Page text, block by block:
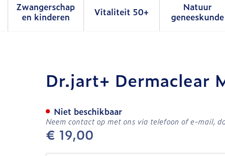
verzorging en hygiëne categorie
voor Dieet, voeding en vitamines categorie
Zwangerschap
en kinderenToon submenu voor Zwangerschap en
Vitaliteit 50+Toon submenu voor
Natuur
geneeskunde
Toon
Foam 120ml
Dr.jart+ Dermaclear
€ 19,00
Niet beschikbaar
Neem contact op met ons via telefoon of e-mail,